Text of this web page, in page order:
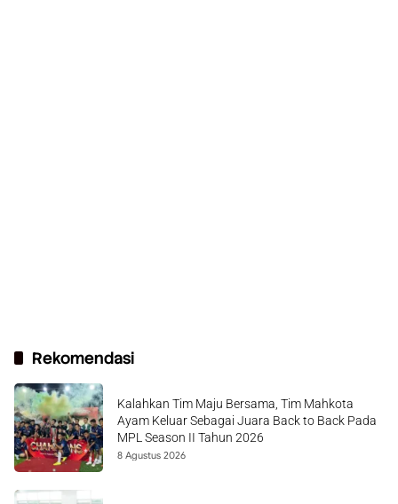
Rekomendasi
Kalahkan Tim Maju Bersama, Tim Mahkota
Ayam Keluar Sebagai Juara Back to Back Pada
MPL Season II Tahun 2026
8 Agustus 2026